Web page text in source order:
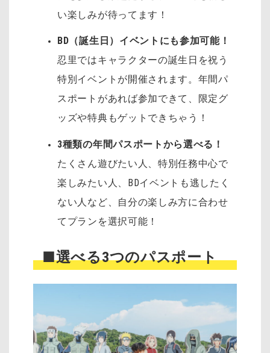
い楽しみが待ってます！
BD（誕生日）イベントにも参加可能！
忍里ではキャラクターの誕生日を祝う
特別イベントが開催されます。年間パ
スポートがあれば参加できて、限定グ
ッズや特典もゲットできちゃう！
3種類の年間パスポートから選べる！
たくさん遊びたい人、特別任務中心で
楽しみたい人、BDイベントも逃したく
ない人など、自分の楽しみ方に合わせ
てプランを選択可能！
■選べる3つのパスポート